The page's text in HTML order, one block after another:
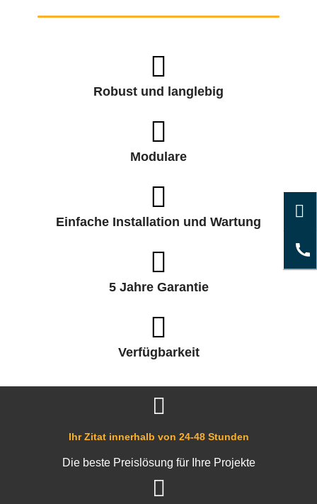
Robust und langlebig
Modulare
Einfache Installation und Wartung
5 Jahre Garantie
Verfügbarkeit
Ihr Zitat innerhalb von 24-48 Stunden
Die beste Preislösung für Ihre Projekte